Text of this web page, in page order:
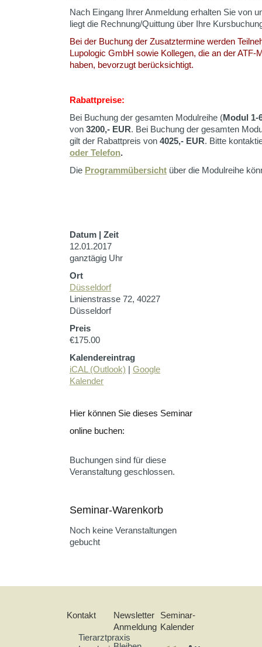
Nach Eingang Ihrer Anmeldung erhalten Sie von
liegt die Rechnung/Quittung über Ihre
Bei der Buchung der Zusatztermine werden
Lupologic GmbH sowie Kollegen, die an der
haben, bevorzugt berücksichtigt.
Rabattpreise:
Bei Buchung der gesamten Modulreihe (Modul 1-
von 3200,- EUR. Bei Buchung der gesamten
gilt der Rabattpreis von 4025,- EUR. Bitte
oder Telefon.
Die Programmübersicht über die Modulreihe
Datum | Zeit
12.01.2017
ganztägig Uhr
Ort
Düsseldorf
Linienstrasse 72, 40227
Düsseldorf
Preis
€175.00
Kalendereintrag
iCAL (Outlook) | Google
Kalender
Hier können Sie dieses Seminar
online buchen:
Buchungen sind für diese
Veranstaltung geschlossen.
Seminar-Warenkorb
Noch keine Veranstaltungen
gebucht
Kontakt
Tierarztpraxis
Newsletter
Anmeldung
Seminar-
Kalender